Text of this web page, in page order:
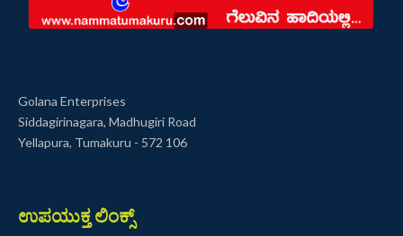
Golana Enterprises
Siddagirinagara, Madhugiri Road
Yellapura, Tumakuru - 572 106
ಉಪಯುಕ್ತ ಲಿಂಕ್ಸ್